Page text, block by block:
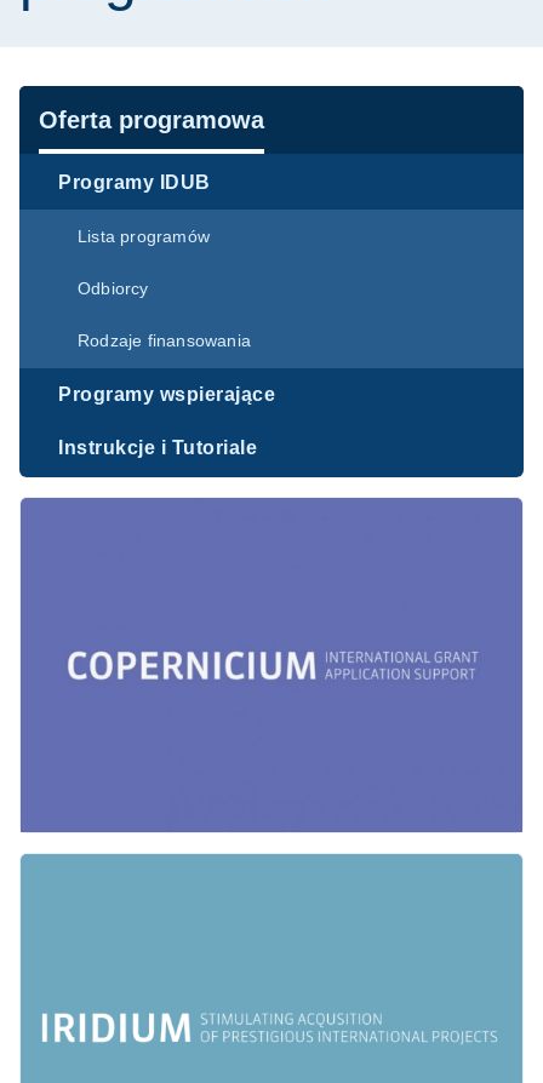
Nawigacja
Oferta programowa
Programy IDUB
Lista programów
Odbiorcy
Rodzaje finansowania
Programy wspierające
Instrukcje i Tutoriale